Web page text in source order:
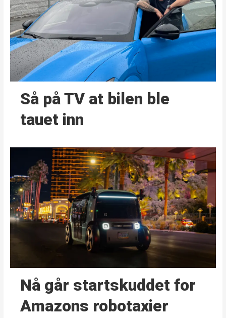
Så på TV at bilen ble
tauet inn
Nå går start­skuddet for
Amazons robotaxier